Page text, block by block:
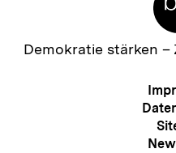
Zur
Demokratie stärken –